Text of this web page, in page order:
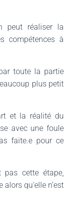
peut réaliser la
compétences à
toute la partie
plus petit
et la réalité du
avec une foule
faite.e pour ce
pas cette étape,
qu’elle n’est